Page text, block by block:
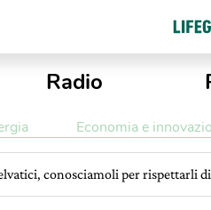
Radio
Economia e
conosciamoli per rispettarli